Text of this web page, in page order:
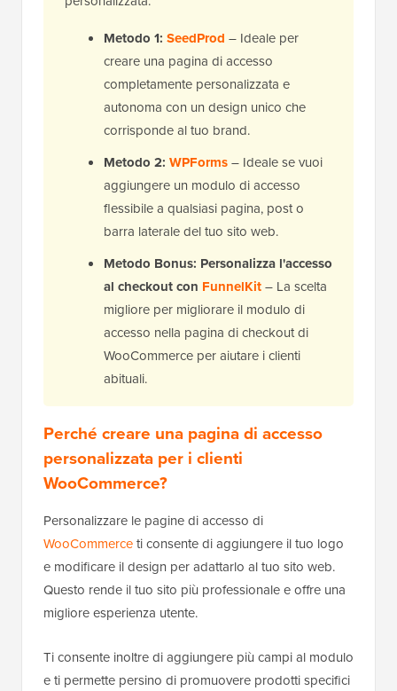
Metodo 1: SeedProd – Ideale per
creare una pagina di accesso
completamente personalizzata e
autonoma con un design unico che
corrisponde al tuo brand.
Metodo 2: WPForms– Ideale se vuoi
aggiungere un modulo di accesso
flessibile a qualsiasi pagina, post o
barra laterale del tuo sito web.
Metodo Bonus: Personalizza l'accesso
al checkout con FunnelKit– La scelta
migliore per migliorare il modulo di
accesso nella pagina di checkout di
WooCommerce per aiutare i clienti
abituali.
Perché creare una pagina di accesso
personalizzata per i clienti
WooCommerce?
Personalizzare le pagine di accesso di
WooCommerceti consente di aggiungere il tuo logo
e modificare il design per adattarlo al tuo sito web.
Questo rende il tuo sito più professionale e offre una
migliore esperienza utente.
Ti consente inoltre di aggiungere più campi al modulo
e ti permette persino di promuovere prodotti specifici